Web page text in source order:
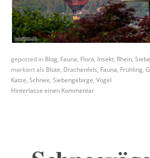
geposted in Blog, Fauna, Flora, Insekt, Rhein,
markiert als Blüte, Drachenfels, Fauna, Frühling,
Katze,Schnee,Siebengebirge,Vogel
Hinterlasse einen Kommentar